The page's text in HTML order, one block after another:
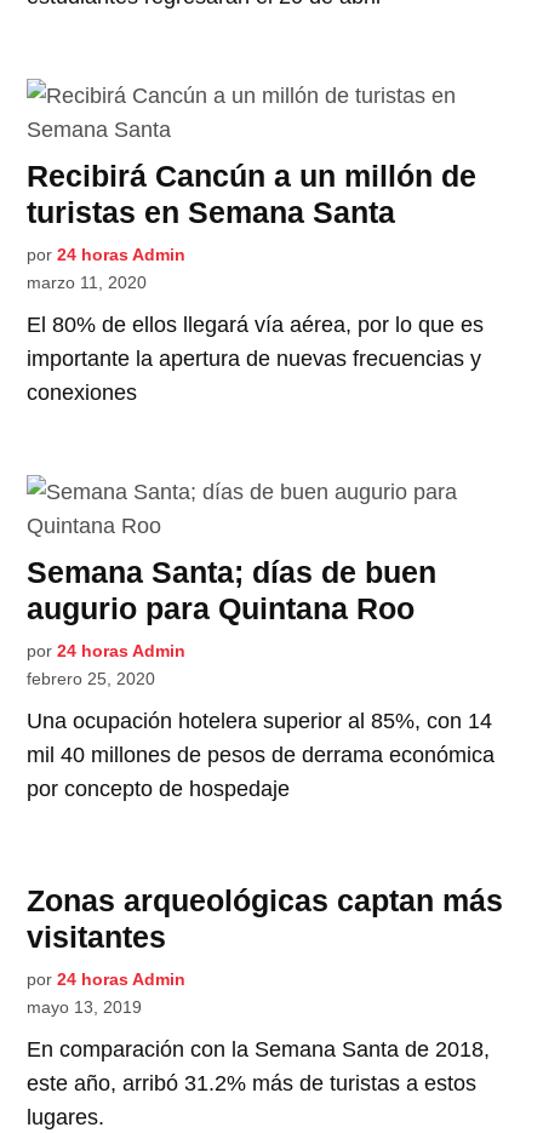
Recibirá Cancún a un millón de
turistas en Semana Santa
por 24 horas Admin
marzo 11, 2020
El 80% de ellos llegará vía aérea, por lo que es
importante la apertura de nuevas frecuencias y
conexiones
Semana Santa; días de buen
augurio para Quintana Roo
por 24 horas Admin
febrero 25, 2020
Una ocupación hotelera superior al 85%, con 14
mil 40 millones de pesos de derrama económica
por concepto de hospedaje
Zonas arqueológicas captan más
visitantes
por 24 horas Admin
mayo 13, 2019
En comparación con la Semana Santa de 2018,
este año, arribó 31.2% más de turistas a estos
lugares.